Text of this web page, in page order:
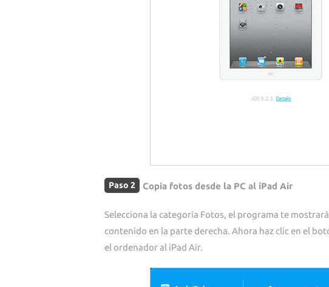
Paso 2 Copia fotos desde la PC al iPad Air
Selecciona la categoría Fotos, el programa te
contenido en la parte derecha. Ahora haz clic en el
el ordenador al iPad Air.